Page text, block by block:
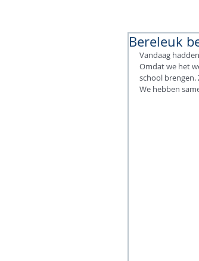
Bereleuk
Vandaag
Omdat we het
school brengen.
We hebben